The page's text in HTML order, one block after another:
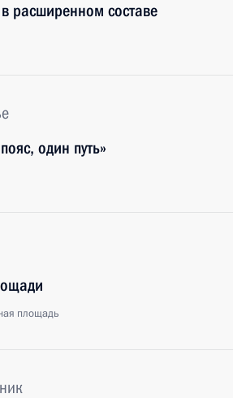
расширенном составе
один путь»
площадь